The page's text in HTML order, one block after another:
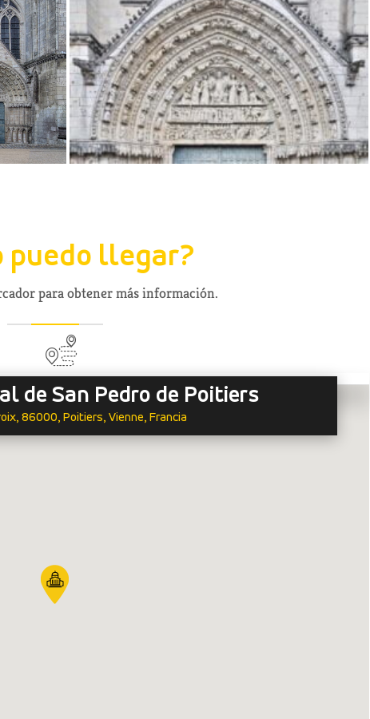
puedo llegar?
para obtener más información.
de San Pedro de Poitiers
86000, Poitiers, Vienne, Francia